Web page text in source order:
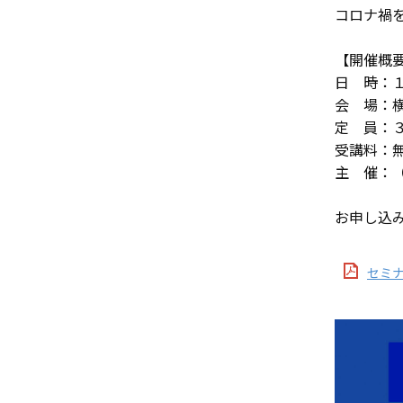
コロナ禍
【開催概
日 時：
会 場：
定 員：
受講料：
主 催：
お申し込
セミ